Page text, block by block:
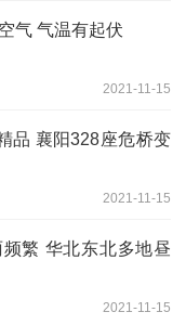
气 气温有起伏
2021-11-15
品 襄阳328座危桥变
2021-11-15
繁 华北东北多地昼
2021-11-15